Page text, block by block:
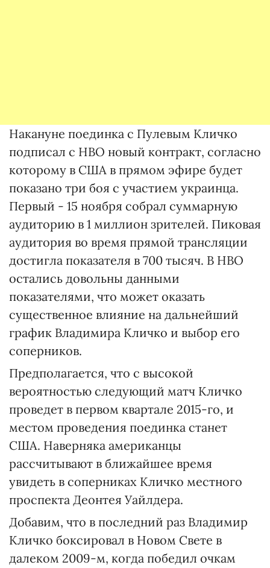
Накануне поединка с Пулевым Кличко
подписал с НВО новый контракт, согласно
которому в США в прямом эфире будет
показано три боя с участием украинца.
Первый - 15 ноября собрал суммарную
аудиторию в 1 миллион зрителей. Пиковая
аудитория во время прямой трансляции
достигла показателя в 700 тысяч. В НВО
остались довольны данными
показателями, что может оказать
существенное влияние на дальнейший
график Владимира Кличко и выбор его
соперников.
Предполагается, что с высокой
вероятностью следующий матч Кличко
проведет в первом квартале 2015-го, и
местом проведения поединка станет
США. Наверняка американцы
рассчитывают в ближайшее время
увидеть в соперниках Кличко местного
проспекта Деонтея Уайлдера.
Добавим, что в последний раз Владимир
Кличко боксировал в Новом Свете в
далеком 2009-м, когда победил очкам